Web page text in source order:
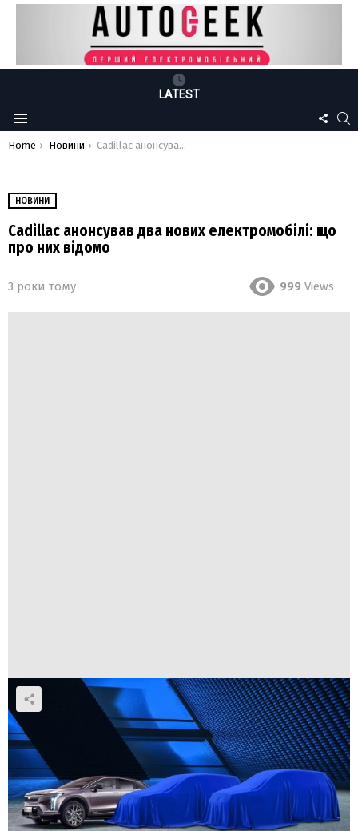
LATEST
Menu
US
You are here:
Home Новини Cadillac анонсував два нових електромобілі: що про них відомо
НОВИНИ
Cadillac анонсував два нових електромобілі: що
про них відомо
3 роки тому 999 Views